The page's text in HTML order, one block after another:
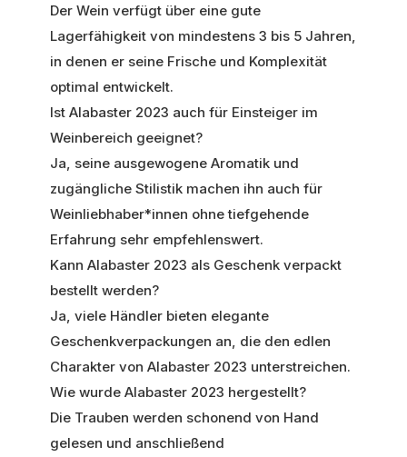
Der Wein verfügt über eine gute
Lagerfähigkeit von mindestens 3 bis 5 Jahren,
in denen er seine Frische und Komplexität
optimal entwickelt.
Ist Alabaster 2023 auch für Einsteiger im
Weinbereich geeignet?
Ja, seine ausgewogene Aromatik und
zugängliche Stilistik machen ihn auch für
Weinliebhaber*innen ohne tiefgehende
Erfahrung sehr empfehlenswert.
Kann Alabaster 2023 als Geschenk verpackt
bestellt werden?
Ja, viele Händler bieten elegante
Geschenkverpackungen an, die den edlen
Charakter von Alabaster 2023 unterstreichen.
Wie wurde Alabaster 2023 hergestellt?
Die Trauben werden schonend von Hand
gelesen und anschließend